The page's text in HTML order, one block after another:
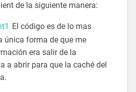
de la siguiente manera:
El código es de lo mas
única forma de que me
era salir de la
a abrir para que la caché del